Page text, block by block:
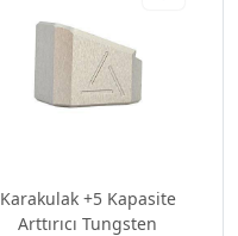
Karakulak +5 Kapasite
Arttırıcı Tungsten